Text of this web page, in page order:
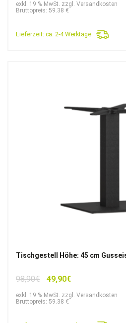
exkl. 19 % MwSt. zzgl. Versandkosten
Bruttopreis: 59.38 €
Lieferzeit: ca. 2-4 Werktage
Tischgestell Höhe: 45 cm
98,90€
Ursprünglicher
war:
49,90€Aktueller
ist:
exkl. 19 % MwSt. zzgl. Versandkosten
Bruttopreis: 59.38 €